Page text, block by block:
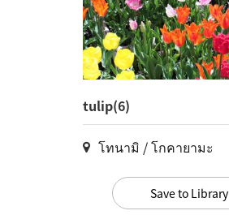
tulip(6)
โทนามิ / โกคายามะ
Save to Library